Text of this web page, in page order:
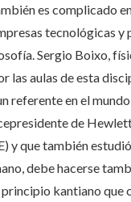
es complicado
tecnológicas y
Sergio Boixo,
las aulas de esta
referente en el
de
y que también
debe hacerse
kantiano que